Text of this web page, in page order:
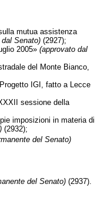
mutua assistenza
Senato)(2927);
2005» (approvato dal
del Monte Bianco,
IGI, fatto a Lecce
sessione della
imposizioni in materia di
(2932);
del Senato)
del Senato)(2937).